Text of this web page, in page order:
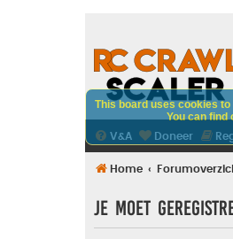
V&A Doneer
Home
Je moet
This board uses cookies
You can find